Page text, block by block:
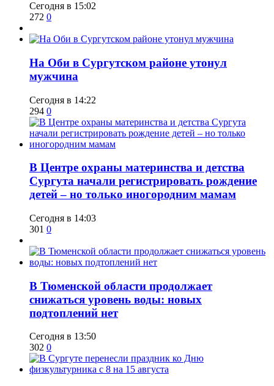
Сегодня в 15:02
272 0
​На Оби в Сургутском районе утонул
мужчина
Сегодня в 14:22
294 0
​В Центре охраны материнства и детства
Сургута начали регистрировать рождение
детей – но только иногородним мамам
Сегодня в 14:03
301 0
​В Тюменской области продолжает
снижаться уровень воды: новых
подтоплений нет
Сегодня в 13:50
302 0